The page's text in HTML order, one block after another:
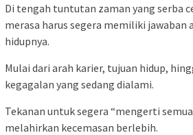
Di tengah tuntutan zaman yang serba
merasa harus segera memiliki jawaban
hidupnya.
Mulai dari arah karier, tujuan hidup,
kegagalan yang sedang dialami.
Tekanan untuk segera “mengerti
melahirkan kecemasan berlebih.